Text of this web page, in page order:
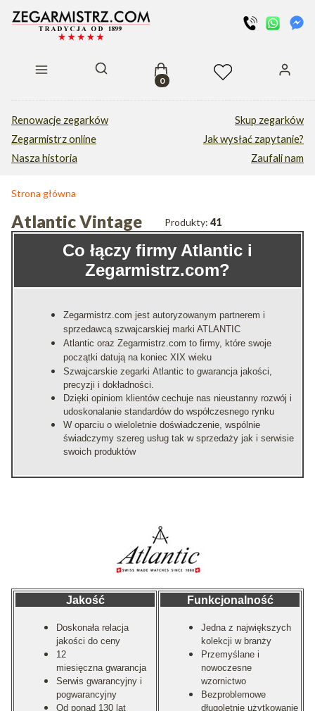
Otwórz wyszukiwarkęProdukty w koszyku: 0. Zobacz
Renowacje zegarków
Zegarmistrz online
Nasza historia
Skup zegarków
Jak wysłać zapytanie?
Zaufali nam
Strona główna
Atlantic Vintage Produkty: 41
Co łączy firmy Atlantic i
Zegarmistrz.com?
Zegarmistrz.com jest autoryzowanym partnerem i
sprzedawcą szwajcarskiej marki ATLANTIC
Atlantic oraz Zegarmistrz.com to firmy, które swoje
początki datują na koniec XIX wieku
Szwajcarskie zegarki Atlantic to gwarancja jakości,
precyzji i dokładności.
Dzięki opiniom klientów cechuje nas nieustanny rozwój i
udoskonalanie standardów do współczesnego rynku
W oparciu o wieloletnie doświadczenie, wspólnie
świadczymy szereg usług tak w sprzedaży jak i serwisie
swoich produktów
Jakość
Doskonała relacja
jakości do ceny
12
miesięczna gwarancja
Serwis gwarancyjny i
pogwarancyjny
Od ponad 130 lat
Funkcjonalność
Jedna z największych
kolekcji w branży
Przemyślane i
nowoczesne
wzornictwo
Bezproblemowe
długoletnie użytkowanie